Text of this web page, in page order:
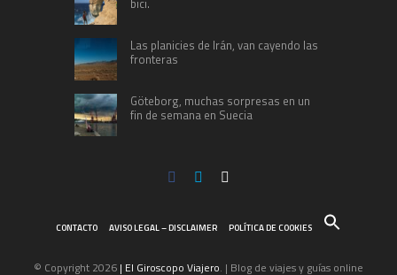
bici.
Las planicies de Irán, van cayendo las
fronteras
Göteborg, muchas sorpresas en un
fin de semana en Suecia
CONTACTO AVISO LEGAL – DISCLAIMER POLÍTICA DE COOKIES
© Copyright 2026 | El Giroscopo Viajero. | Blog de viajes y guías online